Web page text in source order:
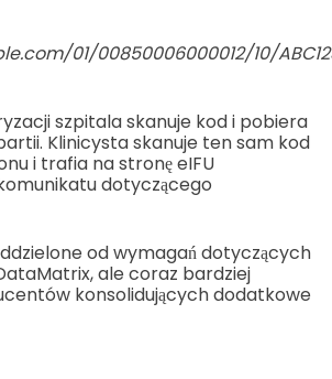
01/00850006000012/10/
szpitala skanuje kod i pobiera
Klinicysta skanuje ten sam kod
i trafia na stronę eIFU
dotyczącego
od wymagań dotyczących
ale coraz bardziej
konsolidujących dodatkowe